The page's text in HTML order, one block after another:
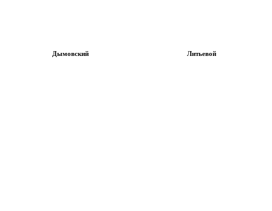
Дымовский Литьевой